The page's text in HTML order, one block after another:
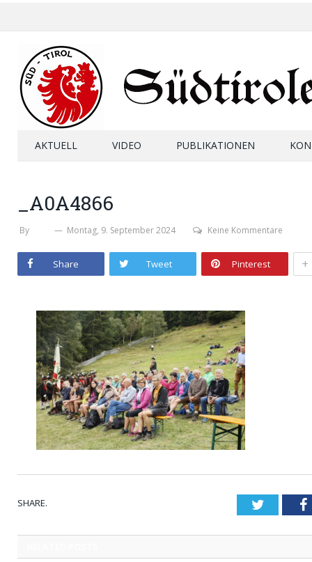
AKTUELL VIDEO PUBLIKATIONEN
_A0A4866
By Montag, 9. September 2024 Keine Kommentare
Share Tweet Pinterest +
SHARE. Twitter